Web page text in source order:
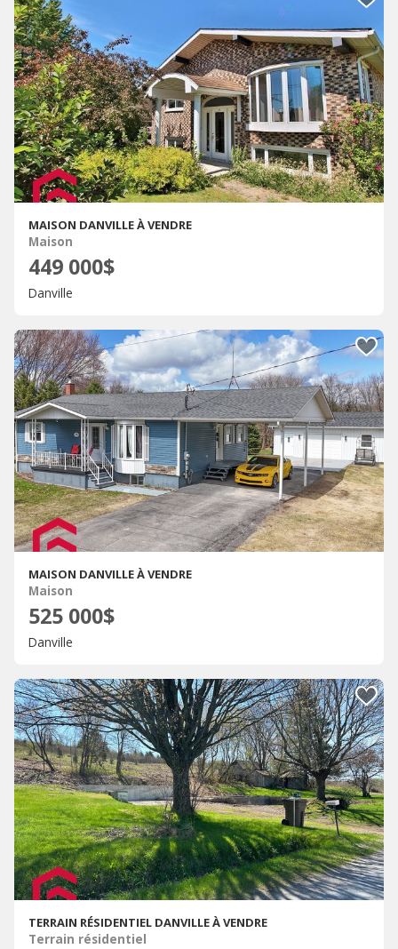
MAISON DANVILLE À VENDRE
Maison
449 000$
Danville
MAISON DANVILLE À VENDRE
Maison
525 000$
Danville
TERRAIN RÉSIDENTIEL DANVILLE À VENDRE
Terrain résidentiel